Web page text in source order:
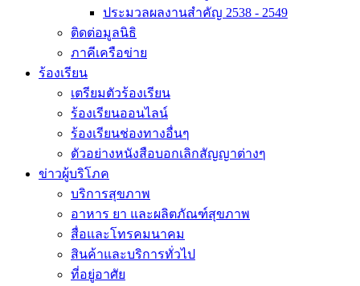
ประมวลผลงานสำคัญ 2538 - 2549
ติดต่อมูลนิธิ
ภาคีเครือข่าย
ร้องเรียน
เตรียมตัวร้องเรียน
ร้องเรียนออนไลน์
ร้องเรียนช่องทางอื่นๆ
ตัวอย่างหนังสือบอกเลิกสัญญาต่างๆ
ข่าวผู้บริโภค
บริการสุขภาพ
อาหาร ยา และผลิตภัณฑ์สุขภาพ
สื่อและโทรคมนาคม
สินค้าและบริการทั่วไป
ที่อยู่อาศัย